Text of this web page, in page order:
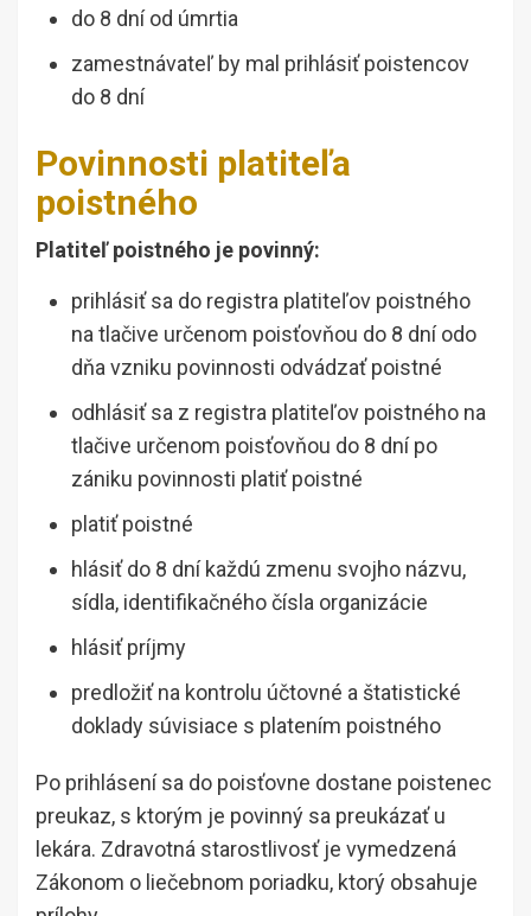
do 8 dní od úmrtia
zamestnávateľ by mal prihlásiť poistencov
do 8 dní
Povinnosti platiteľa
poistného
Platiteľ poistného je povinný:
prihlásiť sa do registra platiteľov poistného
na tlačive určenom poisťovňou do 8 dní odo
dňa vzniku povinnosti odvádzať poistné
odhlásiť sa z registra platiteľov poistného na
tlačive určenom poisťovňou do 8 dní po
zániku povinnosti platiť poistné
platiť poistné
hlásiť do 8 dní každú zmenu svojho názvu,
sídla, identifikačného čísla organizácie
hlásiť príjmy
predložiť na kontrolu účtovné a štatistické
doklady súvisiace s platením poistného
Po prihlásení sa do poisťovne dostane poistenec
preukaz, s ktorým je povinný sa preukázať u
lekára. Zdravotná starostlivosť je vymedzená
Zákonom o liečebnom poriadku, ktorý obsahuje